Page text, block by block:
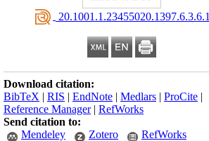
‎ 20.1001.1.23455020.1397.6.3.6.1
Download citation:
BibTeX | RIS | EndNote | Medlars | ProCite |
Reference Manager| RefWorks
Send citation to:
Mendeley
Zotero RefWorks